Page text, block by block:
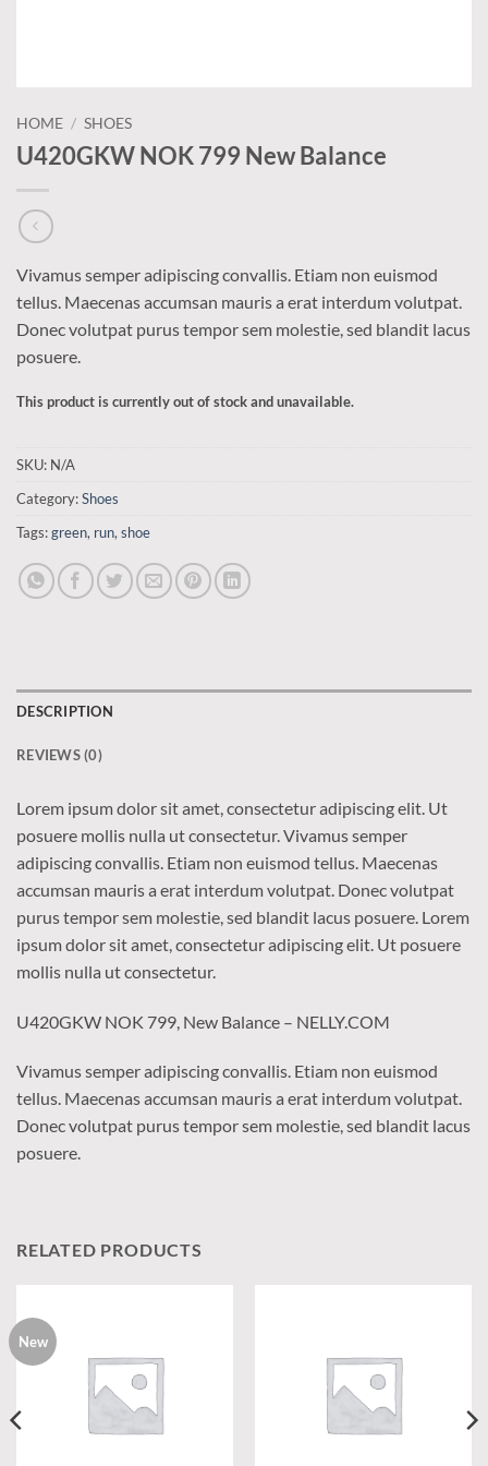
HOME / SHOES
U420GKW NOK 799 New Balance
Vivamus semper adipiscing convallis. Etiam non euismod
tellus. Maecenas accumsan mauris a erat interdum volutpat.
Donec volutpat purus tempor sem molestie, sed blandit lacus
posuere.
This product is currently out of stock and unavailable.
Alternative:
SKU: N/A
Category:Shoes
Tags:green, run, shoe
DESCRIPTION
REVIEWS (0)
Lorem ipsum dolor sit amet, consectetur adipiscing elit. Ut
posuere mollis nulla ut consectetur. Vivamus semper
adipiscing convallis. Etiam non euismod tellus. Maecenas
accumsan mauris a erat interdum volutpat. Donec volutpat
purus tempor sem molestie, sed blandit lacus posuere. Lorem
ipsum dolor sit amet, consectetur adipiscing elit. Ut posuere
mollis nulla ut consectetur.
U420GKW NOK 799, New Balance – NELLY.COM
Vivamus semper adipiscing convallis. Etiam non euismod
tellus. Maecenas accumsan mauris a erat interdum volutpat.
Donec volutpat purus tempor sem molestie, sed blandit lacus
posuere.
RELATED PRODUCTS
New